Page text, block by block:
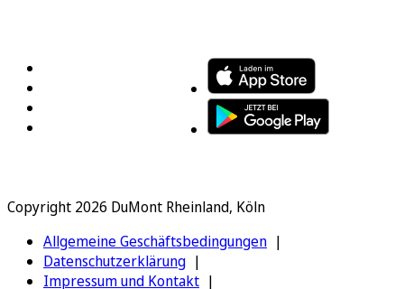
Copyright 2026 DuMont Rheinland, Köln
Allgemeine Geschäftsbedingungen
Datenschutzerklärung
Impressum und Kontakt